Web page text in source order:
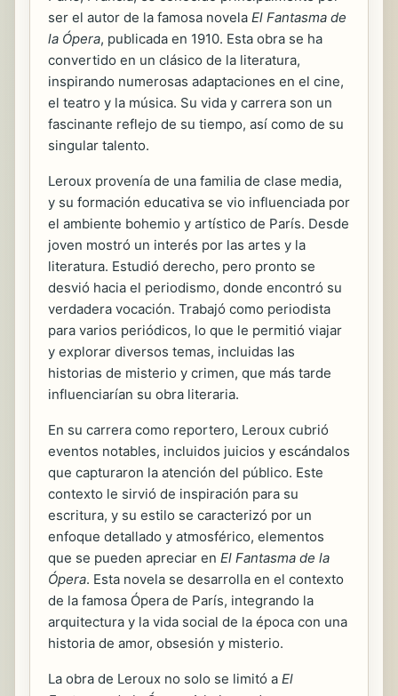
ser el autor de la famosa novela El Fantasma de
la Ópera, publicada en 1910. Esta obra se ha
convertido en un clásico de la literatura,
inspirando numerosas adaptaciones en el cine,
el teatro y la música. Su vida y carrera son un
fascinante reflejo de su tiempo, así como de su
singular talento.
Leroux provenía de una familia de clase media,
y su formación educativa se vio influenciada por
el ambiente bohemio y artístico de París. Desde
joven mostró un interés por las artes y la
literatura. Estudió derecho, pero pronto se
desvió hacia el periodismo, donde encontró su
verdadera vocación. Trabajó como periodista
para varios periódicos, lo que le permitió viajar
y explorar diversos temas, incluidas las
historias de misterio y crimen, que más tarde
influenciarían su obra literaria.
En su carrera como reportero, Leroux cubrió
eventos notables, incluidos juicios y escándalos
que capturaron la atención del público. Este
contexto le sirvió de inspiración para su
escritura, y su estilo se caracterizó por un
enfoque detallado y atmosférico, elementos
que se pueden apreciar en El Fantasma de la
Ópera. Esta novela se desarrolla en el contexto
de la famosa Ópera de París, integrando la
arquitectura y la vida social de la época con una
historia de amor, obsesión y misterio.
La obra de Leroux no solo se limitó a El